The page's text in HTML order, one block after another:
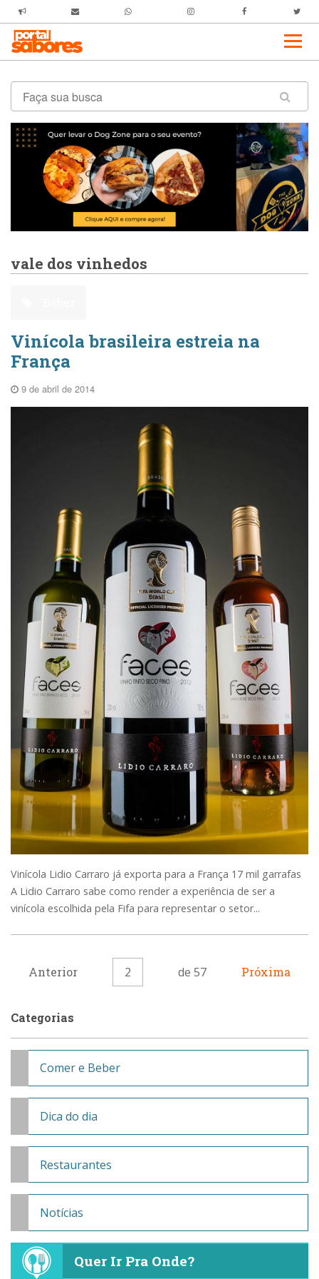
vale dos vinhedos
Vinícola brasileira estreia na
França
9 de abril de 2014
Vinícola Lidio Carraro já exporta para a França 17 mil garrafas
A Lidio Carraro sabe como render a experiência de ser a
vinícola escolhida pela Fifa para representar o setor...
Anterior 2 de 57 Próxima
Categorias
Comer e Beber
Dica do dia
Restaurantes
Notícias
Quer Ir Pra Onde?